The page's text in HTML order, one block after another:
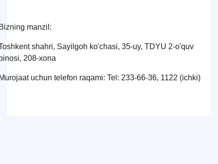
manzil:
shahri, Sayilgoh ko'chasi, 35-uy, TDYU 2-o'quv
208-xona
uchun telefon raqami: Tel: 233-66-36, 1122 (ichki)